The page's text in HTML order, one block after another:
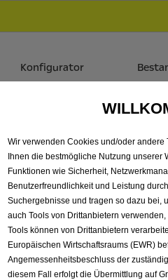
Konfigurator
ALLE
Wir verwenden Cookies und/oder andere
Ihnen die bestmögliche Nutzung
Funktionen wie Sicherheit,
Benutzerfreundlichkeit und Leistung
Suchergebnisse und tragen so dazu bei,
auch Tools von Drittanbietern
Tools können von Drittanbietern
Europäischen Wirtschaftsraums (EWR)
Angemessenheitsbeschluss der
diesem Fall erfolgt die Übermittlung auf